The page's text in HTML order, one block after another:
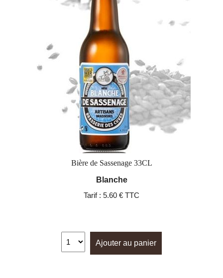
Bière de Sassenage 33CL
Blanche
Tarif : 5.60 € TTC
Ajouter au panier